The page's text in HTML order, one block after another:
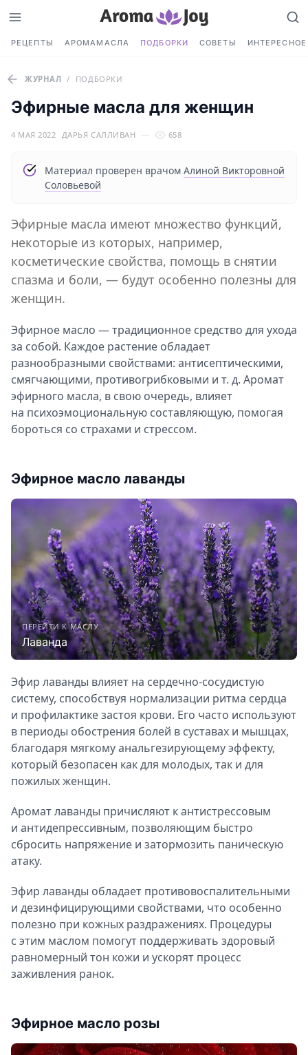
РЕЦЕПТЫ АРОМАМАСЛА ПОДБОРКИ СОВЕТЫ ИНТЕРЕСНОЕ
ЖУРНАЛ / ПОДБОРКИ
Эфирные масла для женщин
4 МАЯ 2022 ДАРЬЯ САЛЛИВАН 658
Материал проверен врачом Алиной Викторовной
Соловьевой
Эфирные масла имеют множество функций,
некоторые из которых, например,
косметические свойства, помощь в снятии
спазма и боли, — будут особенно полезны для
женщин.
Эфирное масло — традиционное средство для ухода
за собой. Каждое растение обладает
разнообразными свойствами: антисептическими,
смягчающими, противогрибковыми и т. д. Аромат
эфирного масла, в свою очередь, влияет
на психоэмоциональную составляющую, помогая
бороться со страхами и стрессом.
Эфирное масло лаванды
ПЕРЕЙТИ К МАСЛУ
Лаванда
Эфир лаванды влияет на сердечно-сосудистую
систему, способствуя нормализации ритма сердца
и профилактике застоя крови. Его часто используют
в периоды обострения болей в суставах и мышцах,
благодаря мягкому анальгезирующему эффекту,
который безопасен как для молодых, так и для
пожилых женщин.
Аромат лаванды причисляют к антистрессовым
и антидепрессивным, позволяющим быстро
сбросить напряжение и затормозить паническую
атаку.
Эфир лаванды обладает противовоспалительными
и дезинфицирующими свойствами, что особенно
полезно при кожных раздражениях. Процедуры
с этим маслом помогут поддерживать здоровый
равномерный тон кожи и ускорят процесс
заживления ранок.
Эфирное масло розы